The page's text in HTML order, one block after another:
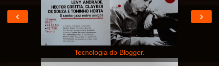
‹ ›
Página inicial
Ver versão para a web
Tecnologia do Blogger.